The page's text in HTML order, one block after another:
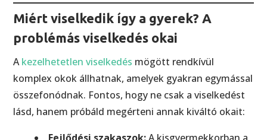
Miért viselkedik így a gyerek? A
problémás viselkedés okai
Akezelhetetlen viselkedés mögött rendkívül
komplex okok állhatnak, amelyek gyakran egymással
összefonódnak. Fontos, hogy ne csak a viselkedést
lásd, hanem próbáld megérteni annak kiváltó okait: